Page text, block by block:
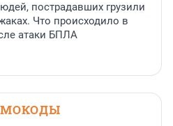
пострадавших грузили
Что происходило в
атаки БПЛА